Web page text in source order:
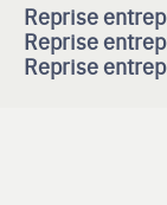
Reprise
Reprise
Reprise